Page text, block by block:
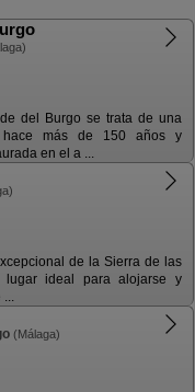
del Burgo se trata de una
hace más de 150 años y
en el a ...
de la Sierra de las
ideal para alojarse y
...
(Málaga)